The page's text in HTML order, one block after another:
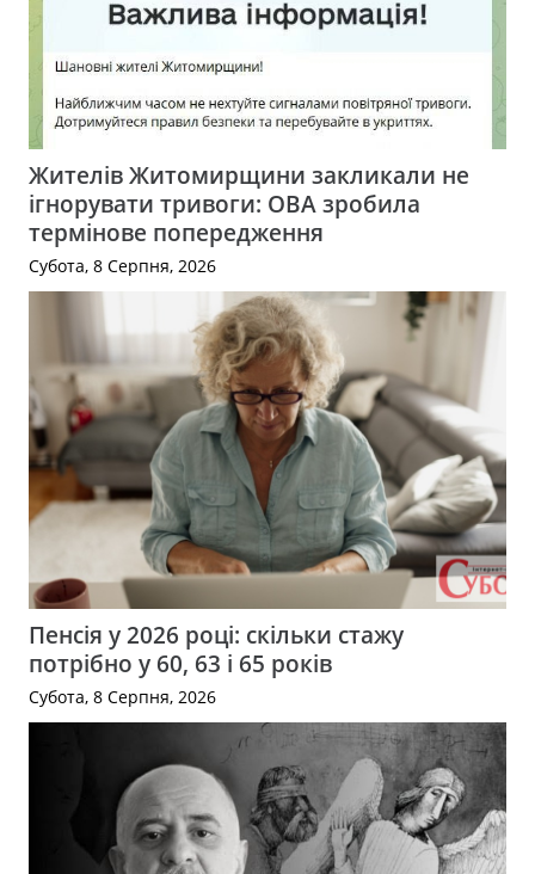
Жителів Житомирщини закликали не
ігнорувати тривоги: ОВА зробила
термінове попередження
Субота, 8 Серпня, 2026
Пенсія у 2026 році: скільки стажу
потрібно у 60, 63 і 65 років
Субота, 8 Серпня, 2026